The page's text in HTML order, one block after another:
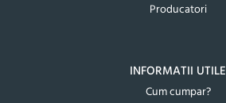
Producatori
INFORMATII UTILE
Cum cumpar?